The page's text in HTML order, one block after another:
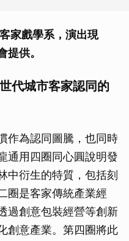
家戲學系，演出現
供。
代城市客家認同的
作為認同圖騰，也同時
通用四圈同心圓說明發
中衍生的特質，包括刻
圈是客家傳統產業經
過創意包裝經營等創新
創意產業。第四圈將此